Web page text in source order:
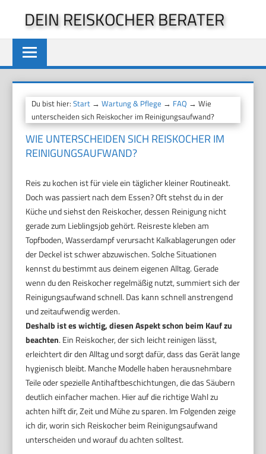
springen
DEIN REISKOCHER BERATER
Du bist hier:Start →Wartung & Pflege → FAQ → Wie
unterscheiden sich Reiskocher im Reinigungsaufwand?
WIE UNTERSCHEIDEN SICH REISKOCHER IM
REINIGUNGSAUFWAND?
Reis zu kochen ist für viele ein täglicher kleiner Routineakt.
Doch was passiert nach dem Essen? Oft stehst du in der
Küche und siehst den Reiskocher, dessen Reinigung nicht
gerade zum Lieblingsjob gehört. Reisreste kleben am
Topfboden, Wasserdampf verursacht Kalkablagerungen oder
der Deckel ist schwer abzuwischen. Solche Situationen
kennst du bestimmt aus deinem eigenen Alltag. Gerade
wenn du den Reiskocher regelmäßig nutzt, summiert sich der
Reinigungsaufwand schnell. Das kann schnell anstrengend
und zeitaufwendig werden.
Deshalb ist es wichtig, diesen Aspekt schon beim Kauf zu
beachten. Ein Reiskocher, der sich leicht reinigen lässt,
erleichtert dir den Alltag und sorgt dafür, dass das Gerät lange
hygienisch bleibt. Manche Modelle haben herausnehmbare
Teile oder spezielle Antihaftbeschichtungen, die das Säubern
deutlich einfacher machen. Hier auf die richtige Wahl zu
achten hilft dir, Zeit und Mühe zu sparen. Im Folgenden zeige
ich dir, worin sich Reiskocher beim Reinigungsaufwand
unterscheiden und worauf du achten solltest.